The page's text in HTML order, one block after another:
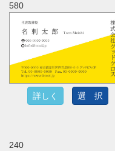
580
詳しく 選 択
240